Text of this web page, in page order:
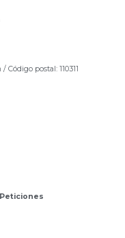
Código postal: 110311